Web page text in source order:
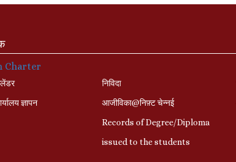
Charter
ज्ञापन
निविदा
आजीविका@निफ़्ट चेन्नई
Records of Degree/Diploma
issued to the students